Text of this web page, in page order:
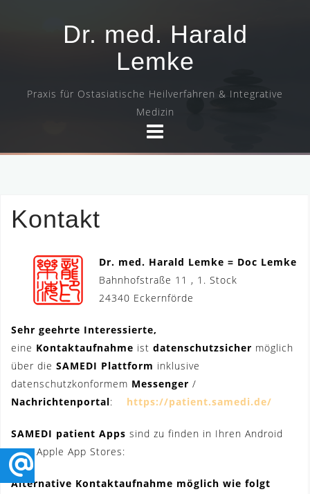
Dr. med. Harald
Lemke
Praxis für Ostasiatische Heilverfahren & Integrative
Medizin
Kontakt
Dr. med. Harald Lemke = Doc Lemke
Bahnhofstraße 11 , 1. Stock
24340 Eckernförde
Sehr geehrte Interessierte,
eine Kontaktaufnahme ist datenschutzsicher möglich
über die SAMEDI Plattform inklusive
datenschutzkonformem Messenger /
Nachrichtenportal: https://patient.samedi.de/
SAMEDI patient Apps sind zu finden in Ihren Android
u./o. Apple App Stores:
Alternative Kontaktaufnahme möglich wie folgt